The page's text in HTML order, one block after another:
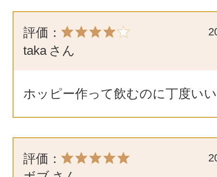
評価：
taka さん
ホッピー作って飲むのに丁度い
評価：